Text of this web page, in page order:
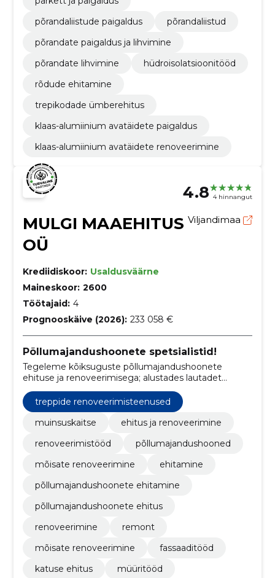
põrandaliistude paigaldus
põrandaliistud
põrandate paigaldus ja lihvimine
põrandate lihvimine
hüdroisolatsioonitööd
rõdude ehitamine
trepikodade ümberehitus
klaas-alumiinium avatäidete paigaldus
klaas-alumiinium avatäidete renoveerimine
4.8 4 hinnangut
MULGI MAAEHITUS
OÜ
Viljandimaa
Krediidiskoor: Usaldusväärne
Maineskoor: 2600
Töötajaid: 4
Prognooskäive (2026): 233 058 €
Põllumajandushoonete spetsialistid!
Tegeleme kõiksuguste põllumajandushoonete
ehituse ja renoveerimisega; alustades lautadet
renoveerimistöid.
treppide renoveerimisteenused
muinsuskaitse
ehitus ja renoveerimine
renoveerimistööd
põllumajandushooned
mõisate renoveerimine
ehitamine
põllumajandushoonete ehitamine
põllumajandushoonete ehitus
renoveerimine
remont
mõisate renoveerimine
fassaaditööd
katuse ehitus
müüritööd